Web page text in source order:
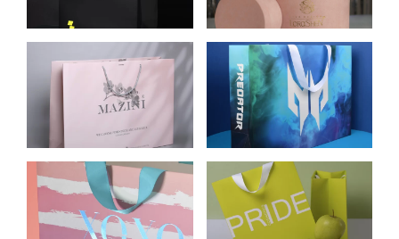
ЦВЕТОВ
LORASHEN
КАРТОННЫЕ
ПАКЕТЫ ДЛЯ
ОДЕЖДЫ БРЕНДА
MAZINI
ПАКЕТ ИЗ
ЦЕЛЛЮЛОЗНОГО
КАРТОНА ДЛЯ
PREDATOR
КАРТОННЫЕ
ПАКЕТЫ ДЛЯ
ЖЕНСКОЙ
ПАКЕТЫ ИЗ
КАРТОНА ДЛЯ
УПАКОВКИ